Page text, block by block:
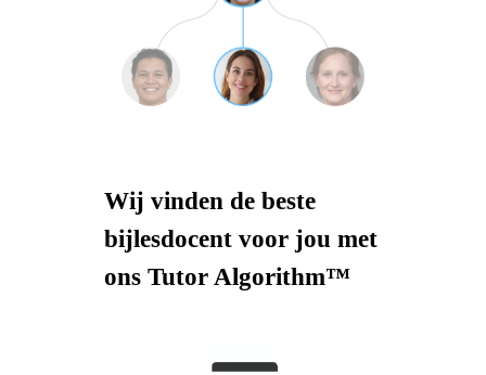
Wij vinden de beste
bijlesdocent voor jou met
ons Tutor Algorithm™